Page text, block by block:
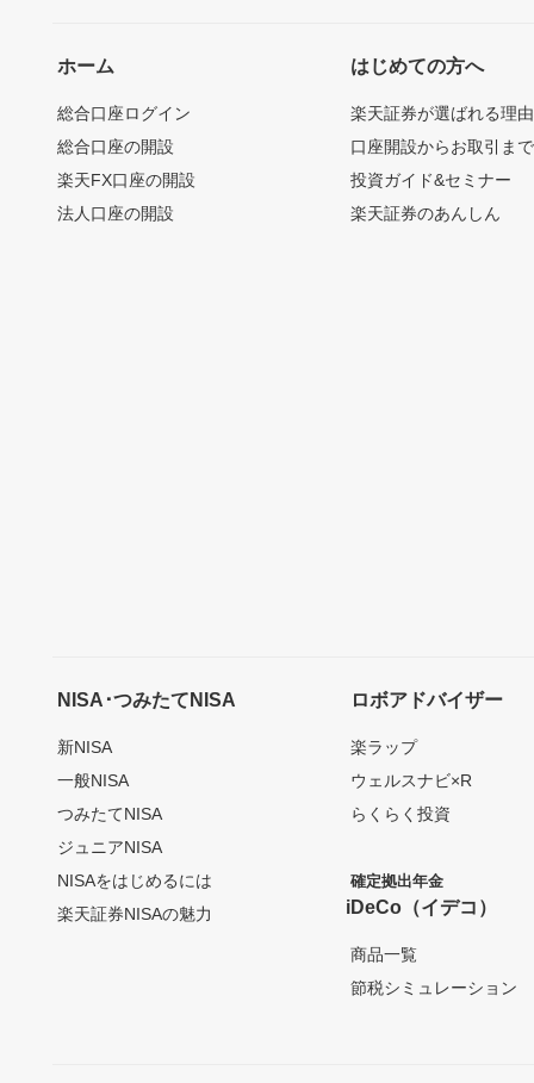
ホーム
総合口座ログイン
総合口座の開設
楽天FX口座の開設
法人口座の開設
はじめての方へ
楽天証券が選ばれる理由
口座開設からお取引ま
投資ガイド&セミナー
楽天証券のあんしん
NISA･つみたてNISA
新NISA
一般NISA
つみたてNISA
ジュニアNISA
NISAをはじめるには
楽天証券NISAの魅力
ロボアドバイザー
楽ラップ
ウェルスナビ×R
らくらく投資
確定拠出年金
iDeCo（イデコ）
商品一覧
節税シミュレーション